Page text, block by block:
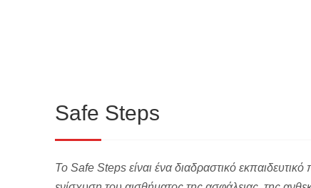
Safe Steps
To Safe Steps είναι ένα διαδραστικό